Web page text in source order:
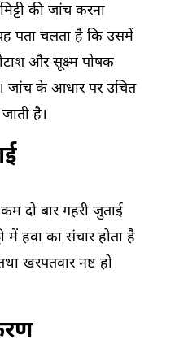
की जांच करना
पता चलता है कि उसमें
और सूक्ष्म पोषक
जांच के आधार पर उचित
है।
दो बार गहरी जुताई
में हवा का संचार होता है
खरपतवार नष्ट हो